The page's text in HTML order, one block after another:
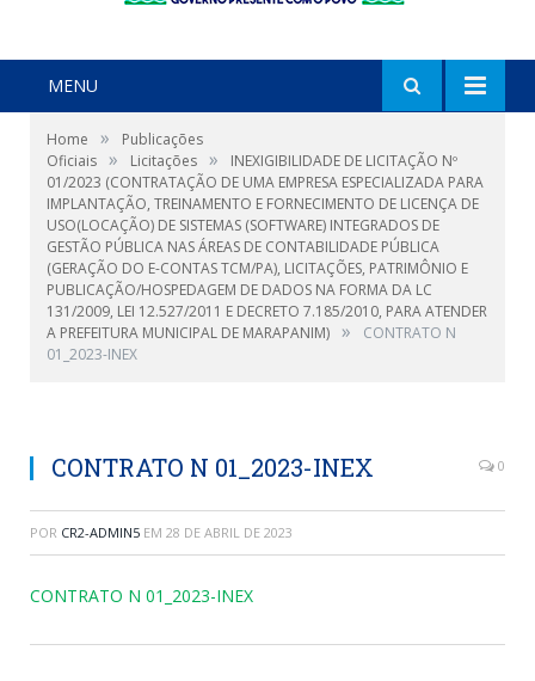
MENU
Home »
Publicações
Oficiais » Licitações »
INEXIGIBILIDADE DE LICITAÇÃO Nº
01/2023 (CONTRATAÇÃO DE UMA EMPRESA ESPECIALIZADA PARA
IMPLANTAÇÃO, TREINAMENTO E FORNECIMENTO DE LICENÇA DE
USO(LOCAÇÃO) DE SISTEMAS (SOFTWARE) INTEGRADOS DE
GESTÃO PÚBLICA NAS ÁREAS DE CONTABILIDADE PÚBLICA
(GERAÇÃO DO E-CONTAS TCM/PA), LICITAÇÕES, PATRIMÔNIO E
PUBLICAÇÃO/HOSPEDAGEM DE DADOS NA FORMA DA LC
131/2009, LEI 12.527/2011 E DECRETO 7.185/2010, PARA ATENDER
A PREFEITURA MUNICIPAL DE MARAPANIM) »
CONTRATO N
01_2023-INEX
CONTRATO N 01_2023-INEX 0
POR CR2-ADMIN5 EM 28 DE ABRIL DE 2023
CONTRATO N 01_2023-INEX